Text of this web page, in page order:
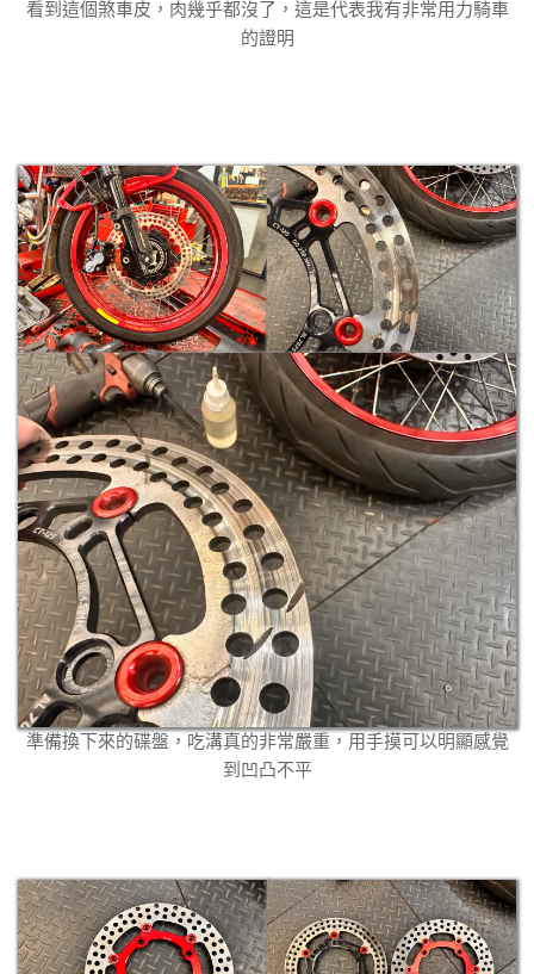
看到這個煞車皮，肉幾乎都沒了，這是代表我有非常用力騎車
的證明
準備換下來的碟盤，吃溝真的非常嚴重，用手摸可以明顯感覺
到凹凸不平